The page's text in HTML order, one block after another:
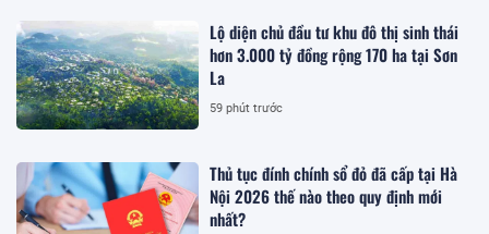
Lộ diện chủ đầu tư khu đô thị sinh thái
hơn 3.000 tỷ đồng rộng 170 ha tại Sơn
La
59 phút trước
Thủ tục đính chính sổ đỏ đã cấp tại Hà
Nội 2026 thế nào theo quy định mới
nhất?